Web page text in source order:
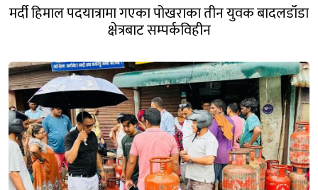
मर्दी हिमाल पदयात्रामा गएका पोखराका तीन युवक बादलडाँडा
क्षेत्रबाट सम्पर्कविहीन